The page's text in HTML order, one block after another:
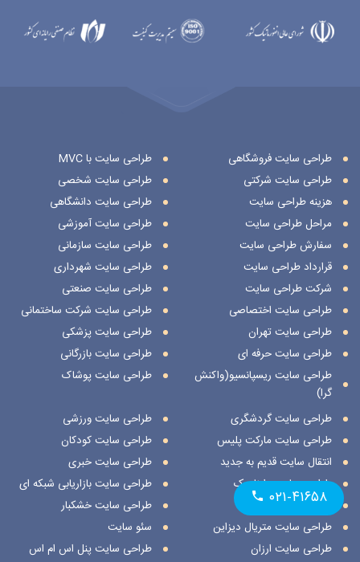
طراحی سایت فروشگاهی
طراحی سایت شرکتی
هزینه طراحی سایت
مراحل طراحی سایت
سفارش طراحی سایت
قرارداد طراحی سایت
شرکت طراحی سایت
طراحی سایت اختصاصی
طراحی سایت تهران
طراحی سایت حرفه ای
طراحی سایت ریسپانسیو(واکنش
گرا)
طراحی سایت با MVC
طراحی سایت شخصی
طراحی سایت دانشگاهی
طراحی سایت آموزشی
طراحی سایت سازمانی
طراحی سایت شهرداری
طراحی سایت صنعتی
طراحی سایت شرکت ساختمانی
طراحی سایت پزشکی
طراحی سایت بازرگانی
طراحی سایت پوشاک
طراحی سایت گردشگری
طراحی سایت مارکت پلیس
انتقال سایت قدیم به جدید
طراحی سایت داینامیک
طراحی سایت استاتیک
طراحی سایت متریال دیزاین
طراحی سایت ارزان
طراحی سایت ورزشی
طراحی سایت کودکان
طراحی سایت خبری
طراحی سایت بازاریابی شبکه ای
طراحی سایت خشکبار
سئو سایت
طراحی سایت پنل اس ام اس
۰۲۱-۴۱۶۵۸